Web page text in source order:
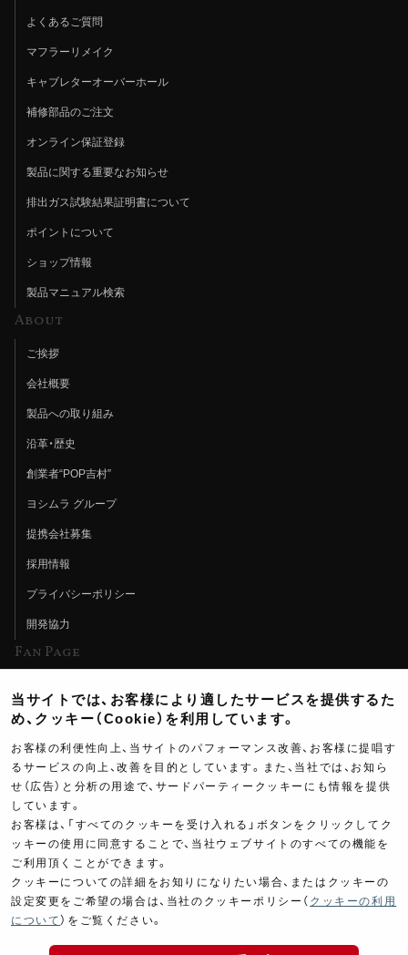
よくあるご質問
マフラーリメイク
キャブレターオーバーホール
補修部品のご注文
オンライン保証登録
製品に関する重要なお知らせ
排出ガス試験結果証明書について
ポイントについて
ショップ情報
製品マニュアル検索
About
ご挨拶
会社概要
製品への取り組み
沿革・歴史
創業者“POP吉村”
ヨシムラ グループ
提携会社募集
採用情報
プライバシーポリシー
開発協力
Fan Page
ヨシムラTV
イベント情報
イベントスケジュール
ツーリングブレイクタイム
製品ポスター
当サイトでは、お客様により適したサービスを提供するた
め、クッキー（Cookie）を利用しています。
お客様の利便性向上、当サイトのパフォーマンス改善、お客様に提唱す
るサービスの向上、改善を目的としています。また、当社では、お知ら
せ（広告）と分析の用途で、サードパーティークッキーにも情報を提供
しています。
お客様は、「すべてのクッキーを受け入れる」ボタンをクリックしてク
ッキーの使用に同意することで、当社ウェブサイトのすべての機能を
ご利用頂くことができます。
クッキーについての詳細をお知りになりたい場合、またはクッキーの
設定変更をご希望の場合は、当社のクッキーポリシー（ クッキーの利用
について ）をご覧ください。